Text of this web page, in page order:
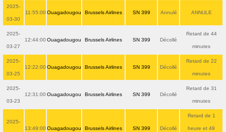
2025-
03-30
11:55:00 Ouagadougou Brussels Airlines SN 399 Annulé ANNULE
2025-
03-27
12:44:00 Ouagadougou Brussels Airlines SN 399 Décollé
Retard de 44
minutes
2025-
03-25
12:22:00 Ouagadougou Brussels Airlines SN 399 Décollé
Retard de 22
minutes
2025-
03-23
12:31:00 Ouagadougou Brussels Airlines SN 399 Décollé
Retard de 31
minutes
2025-
13:49:00 Ouagadougou Brussels Airlines SN 399 Décollé
Retard de 1
heure et 49